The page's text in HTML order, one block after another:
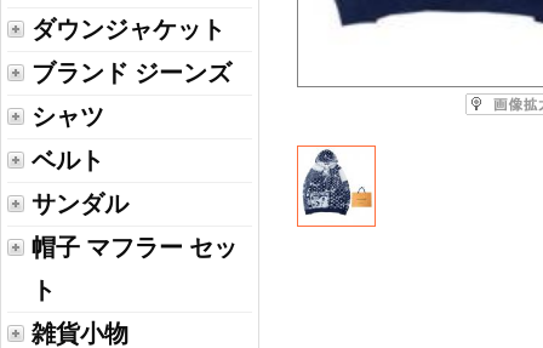
ダウンジャケット
ブランド ジーンズ
シャツ
ベルト
サンダル
帽子 マフラー セッ
ト
雑貨小物